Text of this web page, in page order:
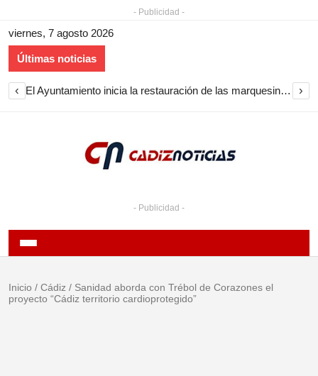
- Publicidad -
viernes, 7 agosto 2026
Últimas noticias
‹ El Ayuntamiento inicia la restauración de las marquesinas de Plaza Esteve para volver a instalarlas en el centro de Jerez ›
- Publicidad -
Inicio / Cádiz / Sanidad aborda con Trébol de Corazones el
proyecto “Cádiz territorio cardioprotegido”